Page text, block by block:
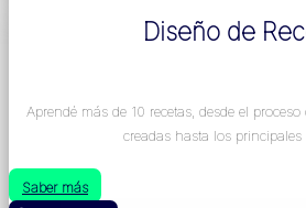
Diseño de
Aprendé más de 10 recetas, desde el
creadas hasta los principales
Saber más